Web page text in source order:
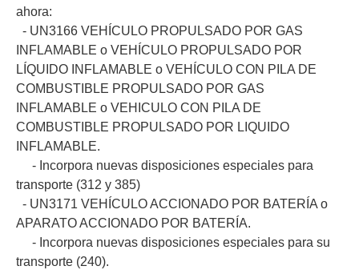
ahora:
- UN3166 VEHÍCULO PROPULSADO POR GAS
INFLAMABLE o VEHÍCULO PROPULSADO POR
LÍQUIDO INFLAMABLE o VEHÍCULO CON PILA DE
COMBUSTIBLE PROPULSADO POR GAS
INFLAMABLE o VEHICULO CON PILA DE
COMBUSTIBLE PROPULSADO POR LIQUIDO
INFLAMABLE.
- Incorpora nuevas disposiciones especiales para
transporte (312 y 385)
- UN3171 VEHÍCULO ACCIONADO POR BATERÍA o
APARATO ACCIONADO POR BATERÍA.
- Incorpora nuevas disposiciones especiales para su
transporte (240).